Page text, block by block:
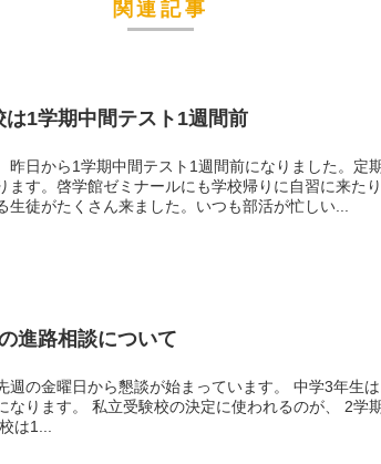
関連記事
は1学期中間テスト1週間前
昨日から1学期中間テスト1週間前になりました。定
ます。啓学館ゼミナールにも学校帰りに自習に来た
生徒がたくさん来ました。いつも部活が忙しい...
進路相談について
週の金曜日から懇談が始まっています。 中学3年生
。 私立受験校の決定に使われるのが、 2学期に行った実力テストの点数で
校は1...